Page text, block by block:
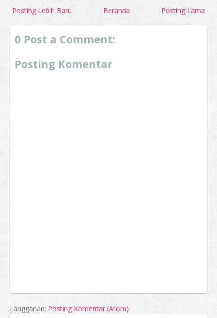
Posting Lebih Baru Posting Lama
Beranda
0 Post a Comment:
Posting Komentar
Langganan: Posting Komentar (Atom)